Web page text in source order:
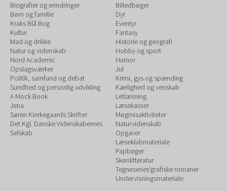
Biografier og erindringer
Børn og familie
Kraks Blå Bog
Kultur
Mad og drikke
Natur og videnskab
Nord Academic
Opslagsværker
Politik, samfund og debat
Sundhed og personlig udvikling
A Mock Book
Jena
Søren Kierkegaards Skrifter
Det Kgl. Danske Videnskabernes
Selskab
Billedbøger
Dyr
Eventyr
Fantasy
Historie og geografi
Hobby og sport
Humor
Jul
Krimi, gys og spænding
Kærlighed og venskab
Letlæsning
Læsekasser
Møgmisaktiviteter
Naturvidenskab
Opgaver
Læseklubmateriale
Papbøger
Skønlitteratur
Tegneserier/grafiske romaner
Undervisningsmateriale